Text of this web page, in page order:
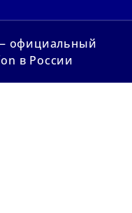
официальный
в России